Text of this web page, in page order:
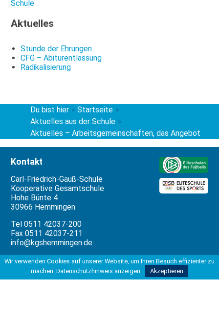
Schule
Aktuelles
Stunde der Ehrungen
CFG – Abiturentlassung
Radikalisierung
Du bist hier > Startseite >
Aktuelles aus der Schule >
Aktuelles – Arbeitsgemeinschaften, das Angebot
Kontakt
Carl-Friedrich-Gauß-Schule
Kooperative Gesamtschule
Hohe Bünte 4
30966 Hemmingen
Tel 0511 42037-200
Fax 0511 42037-211
info@kgshemmingen.de
Rechtliches
Impressum
Wir verwenden Cookies auf unserer Website, um Ihren Besuch effizienter zu
machen. Datenschutzhinweis anzeigen Akzeptieren